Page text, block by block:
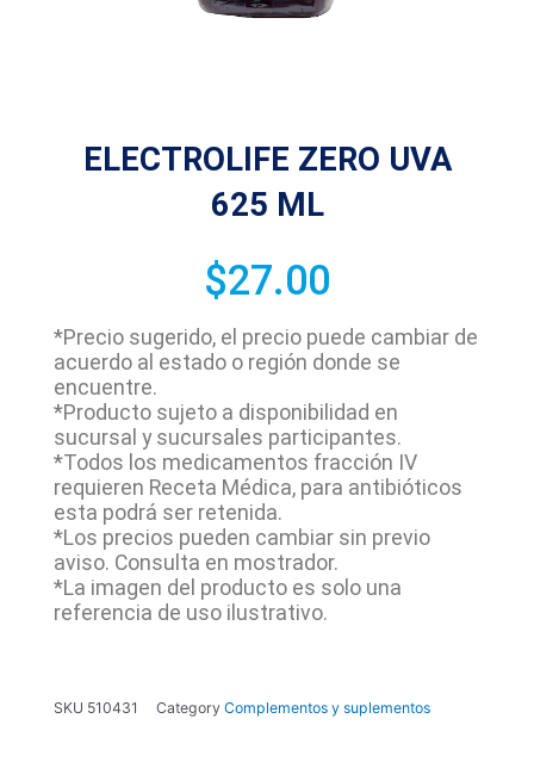
ELECTROLIFE ZERO UVA
625 ML
$27.00
*Precio sugerido, el precio puede cambiar de
acuerdo al estado o región donde se
encuentre.
*Producto sujeto a disponibilidad en
sucursal y sucursales participantes.
*Todos los medicamentos fracción IV
requieren Receta Médica, para antibióticos
esta podrá ser retenida.
*Los precios pueden cambiar sin previo
aviso. Consulta en mostrador.
*La imagen del producto es solo una
referencia de uso ilustrativo.
SKU 510431 Category Complementos y suplementos